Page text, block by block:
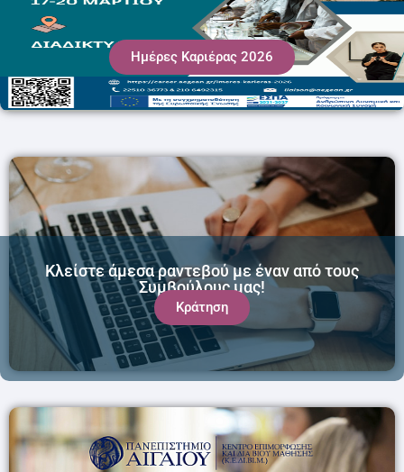
Ημέρες Καριέρας 2026
Κράτηση
Κλείστε άμεσα ραντεβού με έναν από τους
Συμβούλους μας!